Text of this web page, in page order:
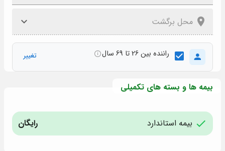
محل برگشت
راننده بین 26 تا 69 سال تغییر
بیمه ها و بسته های تکمیلی
بیمه استاندارد رایگان